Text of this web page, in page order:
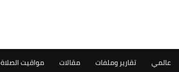
عالمي تقارير وملفات مقالات مواقيت الصلاة